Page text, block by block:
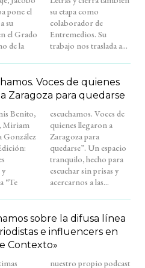
pone el
su
el Grado
de la
como
de
Su
trabajo nos traslada a...
Voces de quienes
Zaragoza para quedarse
Benito,
Miriam
González
“Te
Voces de
a
para
y
acercarnos a las...
sobre la difusa línea
e influencers en
Contexto»